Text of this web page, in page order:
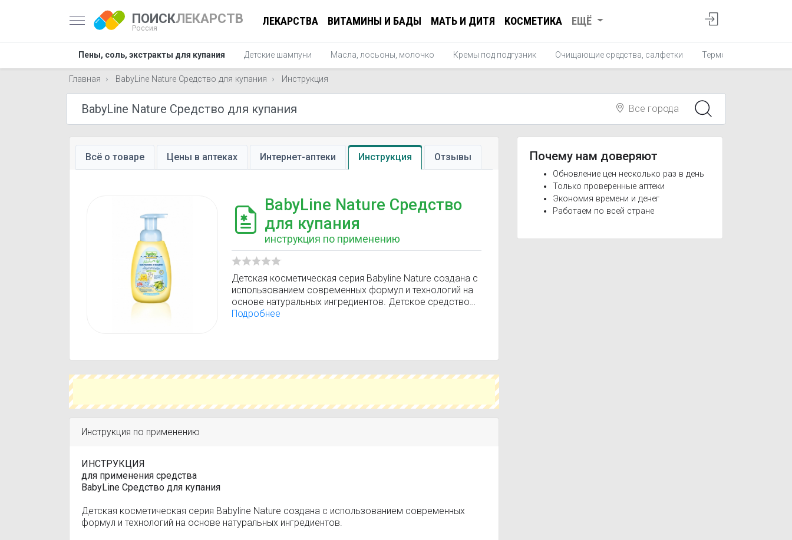
ПОИСКЛЕКАРСТВ
Россия
ЛЕКАРСТВА ВИТАМИНЫ И БАДЫ МАТЬ И ДИТЯ КОСМЕТИКА ЕЩЁ
Пены, соль, экстракты для купания Детские шампуни Масла, лосьоны, молочко Кремы под подгузник Очищающие средства, салфетки Термометры для
Главная BabyLine Nature Средство для купания Инструкция
Все города
Всё о товаре Цены в аптеках Интернет-аптеки Инструкция Отзывы
BabyLine Nature Средство
для купания
инструкция по применению
Детская косметическая серия Babyline Nature создана с
использованием современных формул и технологий на
основе натуральных ингредиентов. Детское средство
для купания и шампунь Babyline Nature отлично подходят
Подробнее
Инструкция по применению
ИНСТРУКЦИЯ
для применения средства
BabyLine Средство для купания
Детская косметическая серия Babyline Nature создана с использованием современных
формул и технологий на основе натуральных ингредиентов.
Почему нам доверяют
Обновление цен несколько раз в день
Только проверенные аптеки
Экономия времени и денег
Работаем по всей стране